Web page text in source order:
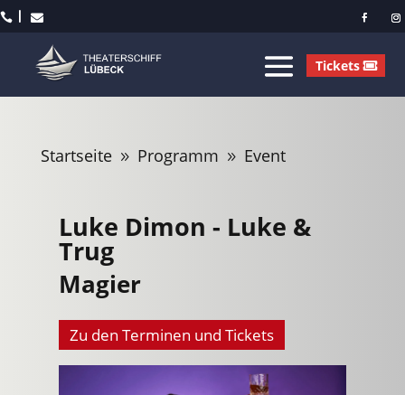
 
Tickets
Startseite 9 Programm 9 Event
Luke Dimon - Luke &
Trug
Magier
Zu den Terminen und Tickets